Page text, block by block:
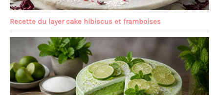
Recette du layer cake hibiscus et framboises